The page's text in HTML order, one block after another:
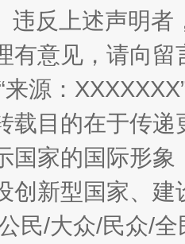
塑工作
违反上述声明
有意见，请向
来源：
载目的在于传
国家的国际形
创新型国家、
民/大众/民众/